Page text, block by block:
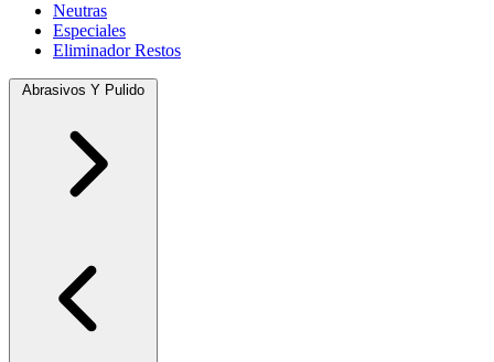
Neutras
Especiales
Eliminador Restos
Abrasivos Y Pulido